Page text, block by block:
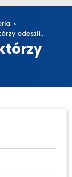
odeszli...